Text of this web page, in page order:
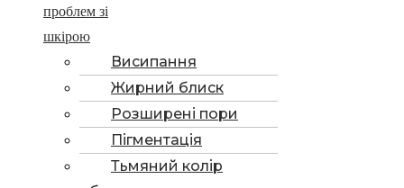
проблем зі
шкірою
Висипання
Жирний блиск
Розширені пори
Пігментація
Тьмяний колір